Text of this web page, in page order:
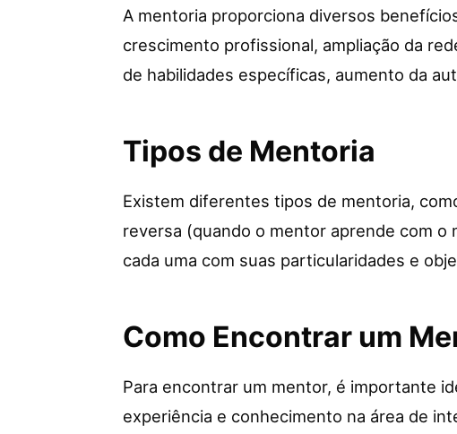
A mentoria proporciona diversos
crescimento profissional, ampliação da
de habilidades específicas, aumento da
Tipos de Mentoria
Existem diferentes tipos de mentoria,
reversa (quando o mentor aprende com o
cada uma com suas particularidades e
Como Encontrar um
Para encontrar um mentor, é importante
experiência e conhecimento na área de